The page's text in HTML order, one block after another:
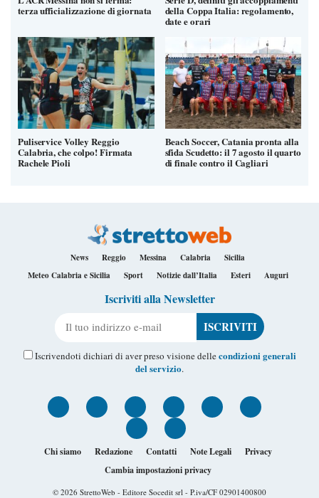
terza ufficializzazione di giornata della Coppa Italia: regolamento,
date e orari
Puliservice Volley Reggio
Calabria, che colpo! Firmata
Rachele Pioli
Beach Soccer, Catania pronta alla
sfida Scudetto: il 7 agosto il quarto
di finale contro il Cagliari
News Reggio Messina Calabria
Sicilia
Meteo Calabria e Sicilia
Sport Notizie dall’Italia Esteri Auguri
Iscriviti alla Newsletter
Iscrivendoti dichiari di aver preso visione dellecondizioni generali
del servizio.
Chi siamo Redazione Contatti Note Legali
Privacy
Cambia impostazioni privacy
© 2026 StrettoWeb - Editore Socedit srl - P.iva/CF 02901400800